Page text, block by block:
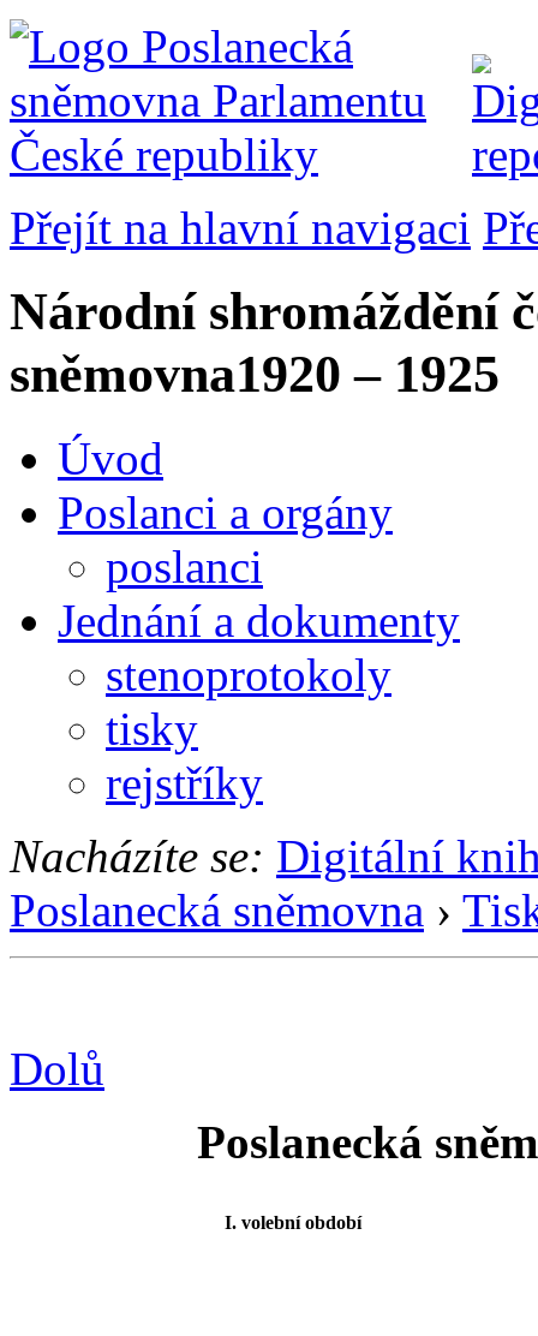
Přejít na hlavní navigaci
Národní shromáždění
sněmovna1920 – 1925
Úvod
Poslanci a orgány
poslanci
Jednání a dokumenty
stenoprotokoly
tisky
rejstříky
Nacházíte se: Digitální
Poslanecká sněmovna ›
Dolů
Poslanecká
I. volební období